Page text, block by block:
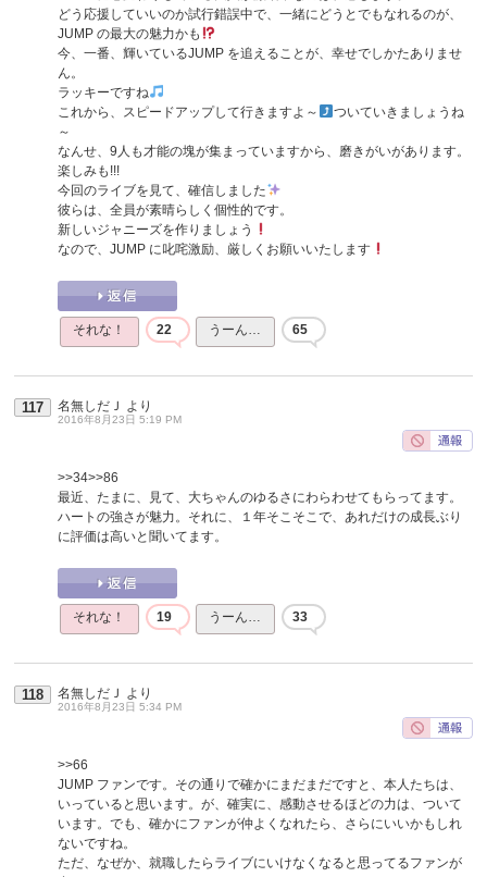
どう応援していいのか試行錯誤中で、一緒にどうとでもなれるのが、
JUMP の最大の魅力かも
今、一番、輝いているJUMP を追えることが、幸せでしかたありませ
ん。
ラッキーですね
これから、スピードアップして行きますよ～
ついていきましょうね
～
なんせ、9人も才能の塊が集まっていますから、磨きがいがあります。
楽しみも!!!
今回のライブを見て、確信しました
彼らは、全員が素晴らしく個性的です。
新しいジャニーズを作りましょう
なので、JUMP に叱咤激励、厳しくお願いいたします
それな！ 22 うーん… 65
117 名無しだＪ より
2016年8月23日 5:19 PM
>>34>>86
最近、たまに、見て、大ちゃんのゆるさにわらわせてもらってます。
ハートの強さが魅力。それに、１年そこそこで、あれだけの成長ぶり
に評価は高いと聞いてます。
それな！ 19 うーん… 33
118 名無しだＪ より
2016年8月23日 5:34 PM
>>66
JUMP ファンです。その通りで確かにまだまだですと、本人たちは、
いっていると思います。が、確実に、感動させるほどの力は、ついて
います。でも、確かにファンが仲よくなれたら、さらにいいかもしれ
ないですね。
ただ、なぜか、就職したらライブにいけなくなると思ってるファンが